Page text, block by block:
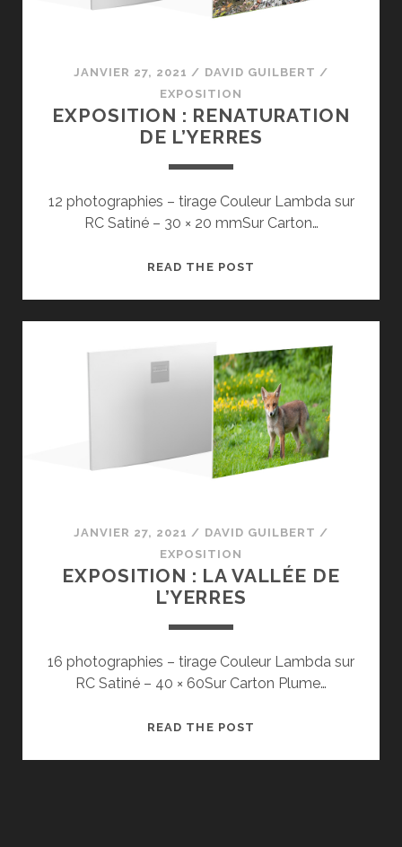
JANVIER 27, 2021 / DAVID GUILBERT /
EXPOSITION
EXPOSITION : RENATURATION
DE L’YERRES
12 photographies – tirage Couleur Lambda sur
RC Satiné – 30 × 20 mmSur Carton…
READ THE POST
L’YERRES
JANVIER 27, 2021 / DAVID GUILBERT /
EXPOSITION
EXPOSITION : LA VALLÉE DE
L’YERRES
16 photographies – tirage Couleur Lambda sur
RC Satiné – 40 × 60Sur Carton Plume…
READ THE POST